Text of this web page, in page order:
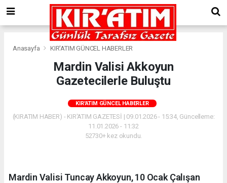
Anasayfa KIR'ATIM GÜNCEL HABERLER
Mardin Valisi Akkoyun
Gazetecilerle Buluştu
KIR'ATIM GÜNCEL HABERLER
(KIRATIM HABER) - KIR'ATIM GAZETESİ | 09.01.2026 - 15:34, Güncelleme:
11.01.2026 - 11:32
52730+ kez okundu.
Mardin Valisi Tuncay Akkoyun, 10 Ocak Çalışan